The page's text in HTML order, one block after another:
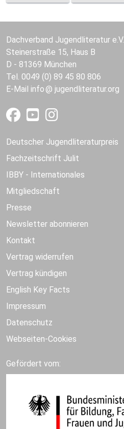
Dachverband Jugendliteratur e.V.
Steinerstraße 15, Haus B
D - 81369 München
Tel. 0049 (0) 89 45 80 806
E-Mail info jugendliteratur.org
Deutscher Jugendliteraturpreis
Fachzeitschrift Julit
IBBY - Internationales
Mitgliedschaft
Presse
Newsletter abonnieren
Kontakt
Vertrag widerrufen
Vertrag kündigen
English Key Facts
Impressum
Datenschutz
Webseiten-Cookies
Gefördert vom: